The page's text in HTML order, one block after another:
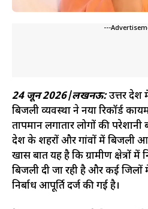
---
24 जून 2026|लखनऊ:उत्तर
बिजली व्यवस्था ने नया रिकॉर्ड
तापमान लगातार लोगों की परेशानी
प्रदेश के शहरों और गांवों में बिजली
खास बात यह है कि ग्रामीण क्षेत्रों
बिजली दी जा रही है और कई
निर्बाध आपूर्ति दर्ज की गई है।